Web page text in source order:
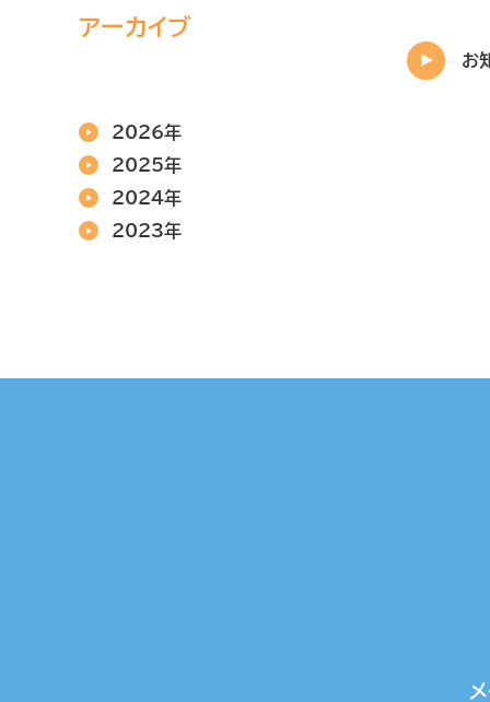
お
アーカイブ
2026年
2025年
2024年
2023年